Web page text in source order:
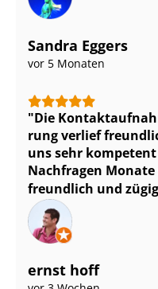
Sandra Eggers
vor 5 Monaten
Die
rung verlief
uns sehr
Nachfragen
freundlich und
ernst hoff